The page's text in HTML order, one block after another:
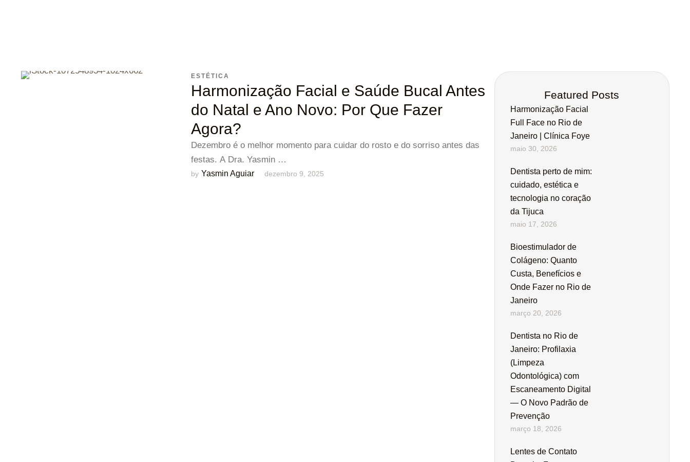
ESTÉTICA
Harmonização Facial e Saúde Bucal Antes
do Natal e Ano Novo: Por Que Fazer
Agora?
Dezembro é o melhor momento para cuidar do rosto e do sorriso antes das
festas. A Dra. Yasmin …
by Yasmin Aguiar dezembro 9, 2025
Featured Posts
Harmonização Facial
Full Face no Rio de
Janeiro | Clínica Foye
maio 30, 2026
Dentista perto de mim:
cuidado, estética e
tecnologia no coração
da Tijuca
maio 17, 2026
Bioestimulador de
Colágeno: Quanto
Custa, Benefícios e
Onde Fazer no Rio de
Janeiro
março 20, 2026
Dentista no Rio de
Janeiro: Profilaxia
(Limpeza
Odontológica) com
Escaneamento Digital
— O Novo Padrão de
Prevenção
março 18, 2026
Lentes de Contato